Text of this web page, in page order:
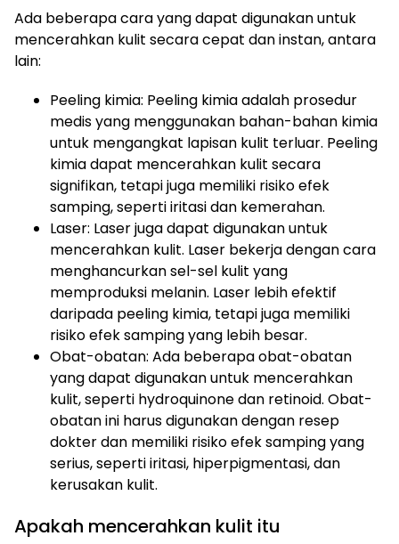
Ada beberapa cara yang dapat digunakan untuk
mencerahkan kulit secara cepat dan instan, antara
lain:
Peeling kimia: Peeling kimia adalah prosedur
medis yang menggunakan bahan-bahan kimia
untuk mengangkat lapisan kulit terluar. Peeling
kimia dapat mencerahkan kulit secara
signifikan, tetapi juga memiliki risiko efek
samping, seperti iritasi dan kemerahan.
Laser: Laser juga dapat digunakan untuk
mencerahkan kulit. Laser bekerja dengan cara
menghancurkan sel-sel kulit yang
memproduksi melanin. Laser lebih efektif
daripada peeling kimia, tetapi juga memiliki
risiko efek samping yang lebih besar.
Obat-obatan: Ada beberapa obat-obatan
yang dapat digunakan untuk mencerahkan
kulit, seperti hydroquinone dan retinoid. Obat-
obatan ini harus digunakan dengan resep
dokter dan memiliki risiko efek samping yang
serius, seperti iritasi, hiperpigmentasi, dan
kerusakan kulit.
Apakah mencerahkan kulit itu